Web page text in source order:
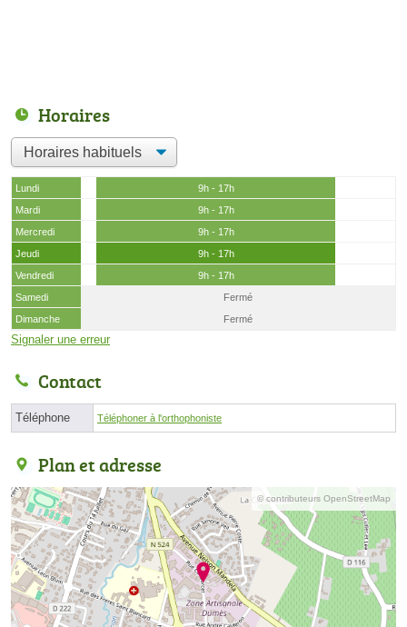
Horaires
Lundi
9h - 17h
Mardi
9h - 17h
Mercredi
9h - 17h
Jeudi
9h - 17h
Vendredi
9h - 17h
Samedi
Fermé
Dimanche
Fermé
Signaler une erreur
Contact
Téléphone Téléphoner à l'orthophoniste
Plan et adresse
© contributeurs OpenStreetMap